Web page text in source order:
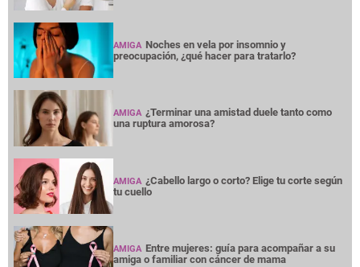
AMIGA Noches en vela por insomnio y
preocupación, ¿qué hacer para tratarlo?
AMIGA ¿Terminar una amistad duele tanto como
una ruptura amorosa?
AMIGA ¿Cabello largo o corto? Elige tu corte según
tu cuello
AMIGA Entre mujeres: guía para acompañar a su
amiga o familiar con cáncer de mama